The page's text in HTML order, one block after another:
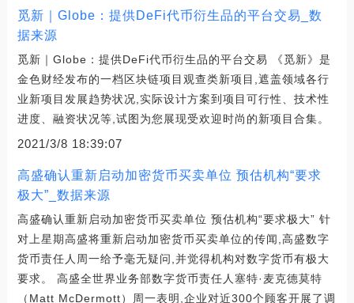
觅新｜Globe：提供DeFi代币衍生品的平台交易_数
据来源
觅新｜Globe：提供DeFi代币衍生品的平台交易 《觅新》是
金色财经发布的一档区块链项目观查类新项目,遮盖领域各行
业新项目发展趋势状况,实际设计方案到项目可行性、技术性
进度、融资状况等,试图为您展现受欢迎时尚的新项目合集。
2021/3/8 18:39:07
高盛确认重新启动加密货币买卖单位 预估机构“要求
极大”_数据来源
高盛确认重新启动加密货币买卖单位 预估机构“要求极大” 针
对上星期高盛将重新启动加密货币买卖单位的传闻,高盛数字
货币责任人周一给予毫无疑问,并觉得机构对数字货币有极大
要求。 高盛全世界业务部数字货币责任人塞特·麦克德莫特
（Matt McDermott）周一表明,企业对近300个顾客开展了调